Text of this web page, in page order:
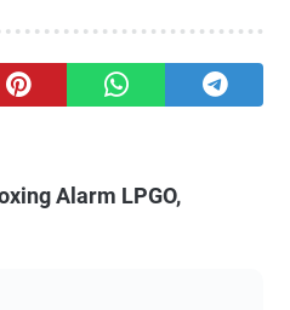
Alarm LPGO,